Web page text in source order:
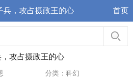
兵，攻占摄政王的心 首页
攻占摄政王的心
分类：科幻